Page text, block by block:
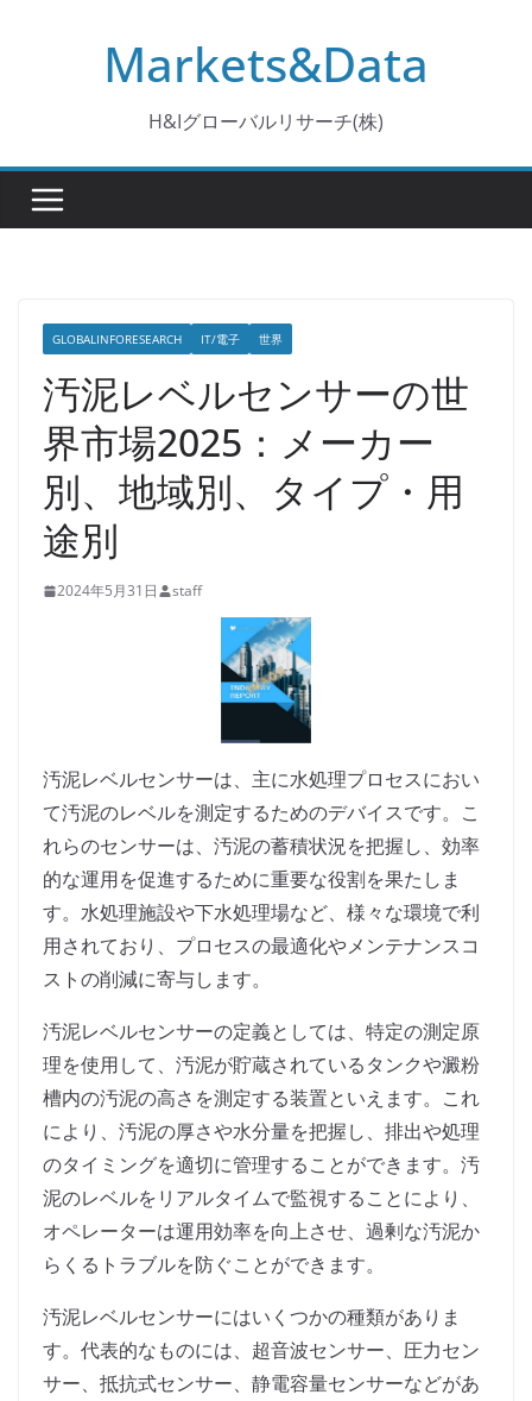
Markets&Data
H&Iグローバルリサーチ(株)
GLOBALINFORESEARCH IT/電子 世界
汚泥レベルセンサーの世
界市場2025：メーカー
別、地域別、タイプ・用
途別
2024年5月31日 staff
汚泥レベルセンサーは、主に水処理プロセスにおい
て汚泥のレベルを測定するためのデバイスです。こ
れらのセンサーは、汚泥の蓄積状況を把握し、効率
的な運用を促進するために重要な役割を果たしま
す。水処理施設や下水処理場など、様々な環境で利
用されており、プロセスの最適化やメンテナンスコ
ストの削減に寄与します。
汚泥レベルセンサーの定義としては、特定の測定原
理を使用して、汚泥が貯蔵されているタンクや澱粉
槽内の汚泥の高さを測定する装置といえます。これ
により、汚泥の厚さや水分量を把握し、排出や処理
のタイミングを適切に管理することができます。汚
泥のレベルをリアルタイムで監視することにより、
オペレーターは運用効率を向上させ、過剰な汚泥か
らくるトラブルを防ぐことができます。
汚泥レベルセンサーにはいくつかの種類がありま
す。代表的なものには、超音波センサー、圧力セン
サー、抵抗式センサー、静電容量センサーなどがあ